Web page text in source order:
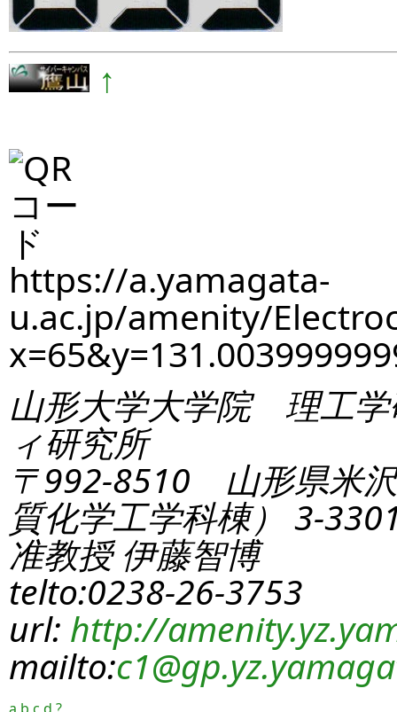
↑
https://a.yamagata-
u.ac.jp/amenity/
山形大学大学院 理工学
ィ研究所
〒992-8510 山形県米
質化学工学科棟） 3-
准教授 伊藤智博
telto:0238-26-3753
url: http://
mailto:c1